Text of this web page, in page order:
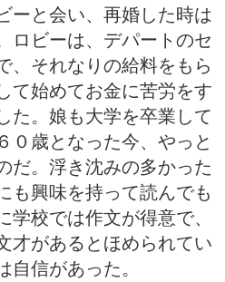
ーと会い、再婚した時は
ロビーは、デパートのセ
、それなりの給料をもら
て始めてお金に苦労をす
た。娘も大学を卒業して
０歳となった今、やっと
だ。浮き沈みの多かった
も興味を持って読んでも
学校では作文が得意で、
才があるとほめられてい
自信があった。